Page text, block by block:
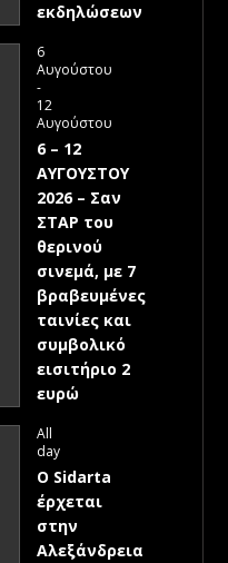
εκδηλώσεων
6
Αυγούστου
-
12
Αυγούστου
6 – 12
ΑΥΓΟΥΣΤΟΥ
2026 – Σαν
ΣΤΑΡ του
θερινού
σινεμά, με 7
βραβευμένες
ταινίες και
συμβολικό
εισιτήριο 2
ευρώ
All
day
Ο Sidarta
έρχεται
στην
Αλεξάνδρεια